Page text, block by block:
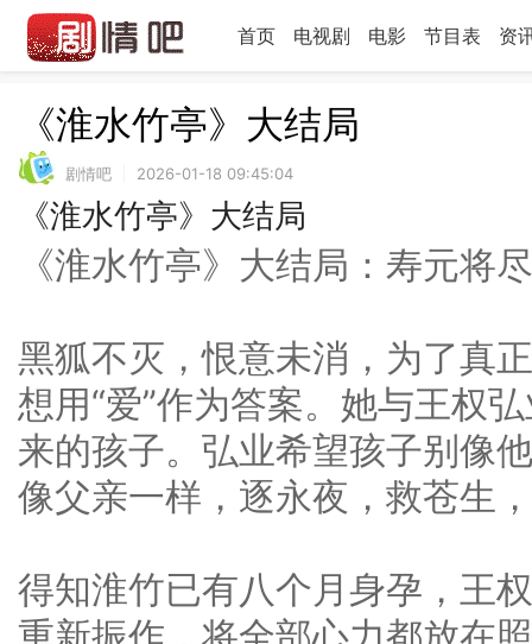
首页 电视剧 电影 节目表 资
《淮水竹亭》大结局
剧情吧 2026-01-18 09:45:04
《淮水竹亭》大结局
《淮水竹亭》大结局：寿元将
黑狐不灭，恨意未消，为了真
想用“爱”作为答案。她与王权
来的孩子。弘业希望孩子别像
像父亲一样，逐永夜，救苍生
得知淮竹已有八个月身孕，王